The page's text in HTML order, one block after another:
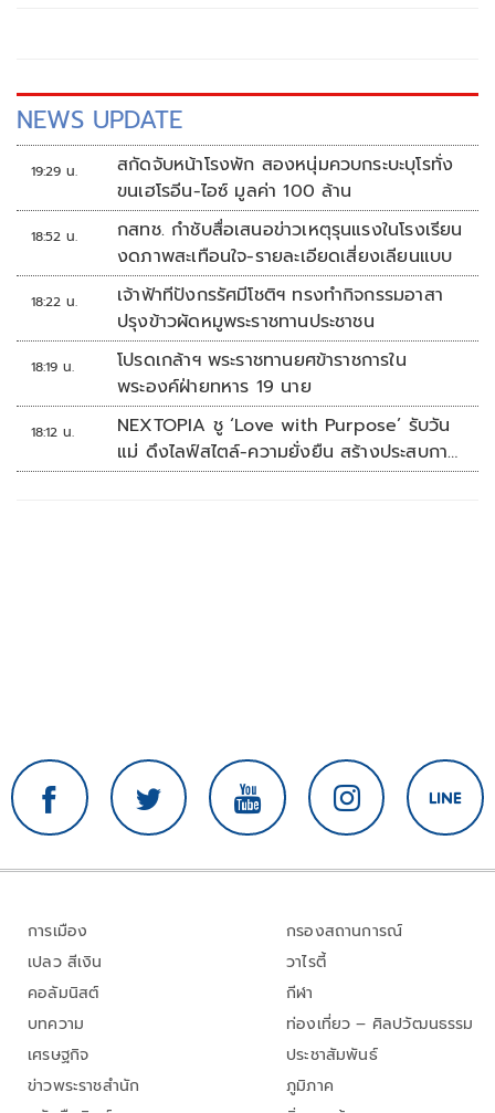
NEWS UPDATE
19:29 น.
สกัดจับหน้าโรงพัก สองหนุ่มควบกระบะบุโรทั่ง
ขนเฮโรอีน-ไอซ์ มูลค่า 100 ล้าน
18:52 น.
กสทช. กำชับสื่อเสนอข่าวเหตุรุนแรงในโรงเรียน
งดภาพสะเทือนใจ-รายละเอียดเสี่ยงเลียนแบบ
18:22 น.
เจ้าฟ้าทีปังกรรัศมีโชติฯ ทรงทำกิจกรรมอาสา
ปรุงข้าวผัดหมูพระราชทานประชาชน
18:19 น.
โปรดเกล้าฯ พระราชทานยศข้าราชการใน
พระองค์ฝ่ายทหาร 19 นาย
18:12 น.
NEXTOPIA ชู ‘Love with Purpose’ รับวัน
แม่ ดึงไลฟ์สไตล์-ความยั่งยืน สร้างประสบกา
รณ์ช้อปปิงมีความหมาย
การเมือง
เปลว สีเงิน
คอลัมนิสต์
บทความ
เศรษฐกิจ
ข่าวพระราชสำนัก
กรองสถานการณ์
วาไรตี้
กีฬา
ท่องเที่ยว – ศิลปวัฒนธรรม
ประชาสัมพันธ์
ภูมิภาค